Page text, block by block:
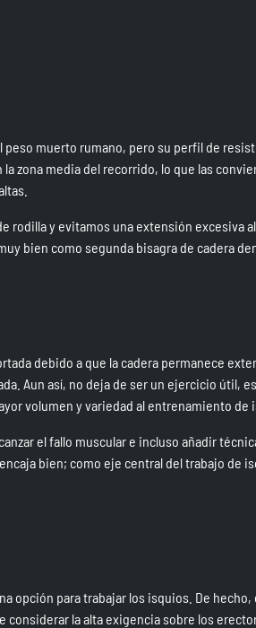
muerto rumano, pero su perfil de
zona media del recorrido, lo que las
rodilla y evitamos una extensión excesiva
bien como segunda bisagra de cadera
debido a que la cadera permanece
Aun así, no deja de ser un ejercicio útil,
volumen y variedad al entrenamiento de
el fallo muscular e incluso añadir
bien; como eje central del trabajo de
opción para trabajar los isquios. De
considerar la alta exigencia sobre los